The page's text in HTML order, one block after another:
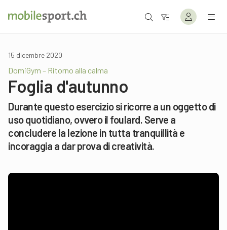
15 dicembre 2020
DomiGym – Ritorno alla calma
Foglia d'autunno
Durante questo esercizio si ricorre a un oggetto di
uso quotidiano, ovvero il foulard. Serve a
concludere la lezione in tutta tranquillità e
incoraggia a dar prova di creatività.